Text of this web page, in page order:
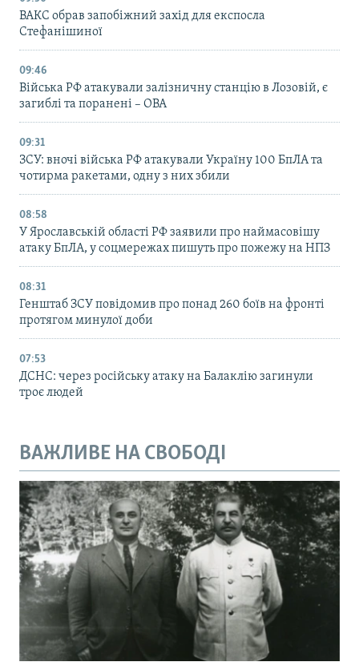
ВАКС обрав запобіжний захід для експосла
Стефанішиної
09:46
Війська РФ атакували залізничну станцію в Лозовій, є
загиблі та поранені – ОВА
09:31
ЗСУ: вночі війська РФ атакували Україну 100 БпЛА та
чотирма ракетами, одну з них збили
08:58
У Ярославській області РФ заявили про наймасовішу
атаку БпЛА, у соцмережах пишуть про пожежу на НПЗ
08:31
Генштаб ЗСУ повідомив про понад 260 боїв на фронті
протягом минулої доби
07:53
ДСНС: через російську атаку на Балаклію загинули
троє людей
ВАЖЛИВЕ НА СВОБОДІ